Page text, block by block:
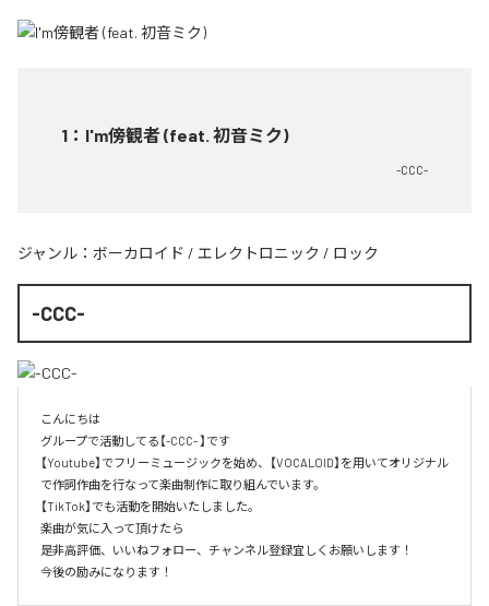
1 ： I'm傍観者 (feat. 初音ミク)
-CCC-
ジャンル： ボーカロイド / エレクトロニック / ロック
-CCC-
こんにちは
グループで活動してる【-CCC- 】です
【Youtube】でフリーミュージックを始め、【VOCALOID】を用いてオリジナル
で作詞作曲を行なって楽曲制作に取り組んでいます。
【TikTok】でも活動を開始いたしました。
楽曲が気に入って頂けたら
是非高評価、いいねフォロー、チャンネル登録宜しくお願いします！
今後の励みになります！